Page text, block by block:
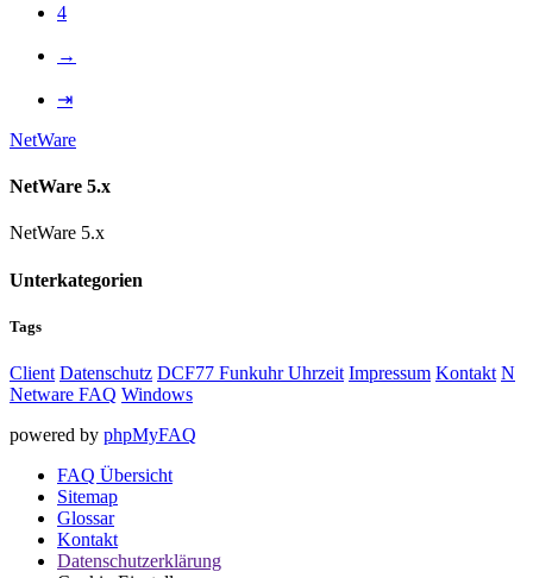
4
→
⇥
NetWare
NetWare 5.x
NetWare 5.x
Unterkategorien
Tags
Client Datenschutz DCF77 Funkuhr Uhrzeit Impressum Kontakt N
Netware FAQ Windows
powered by phpMyFAQ
FAQ Übersicht
Sitemap
Glossar
Kontakt
Datenschutzerklärung